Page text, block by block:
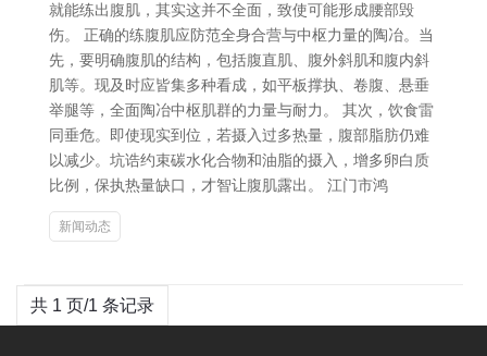
就能练出腹肌，其实这并不全面，致使可能形成腰部毁
伤。 正确的练腹肌应防范全身合营与中枢力量的陶冶。当
先，要明确腹肌的结构，包括腹直肌、腹外斜肌和腹内斜
肌等。现及时应皆集多种看成，如平板撑执、卷腹、悬垂
举腿等，全面陶冶中枢肌群的力量与耐力。 其次，饮食雷
同垂危。即使现实到位，若摄入过多热量，腹部脂肪仍难
以减少。坑诰约束碳水化合物和油脂的摄入，增多卵白质
比例，保执热量缺口，才智让腹肌露出。 江门市鸿
新闻动态
共 1 页/1 条记录